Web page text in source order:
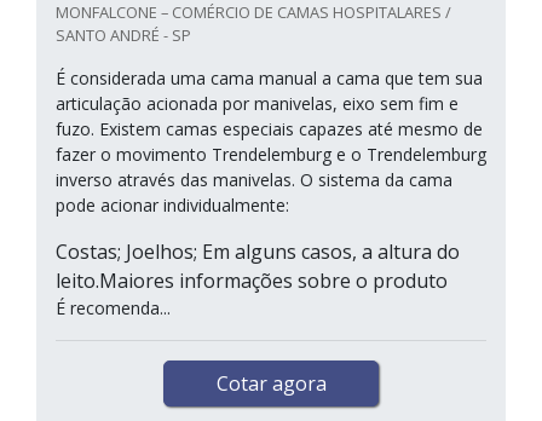
MONFALCONE – COMÉRCIO DE CAMAS HOSPITALARES /
SANTO ANDRÉ - SP
É considerada uma cama manual a cama que tem sua
articulação acionada por manivelas, eixo sem fim e
fuzo. Existem camas especiais capazes até mesmo de
fazer o movimento Trendelemburg e o Trendelemburg
inverso através das manivelas. O sistema da cama
pode acionar individualmente:
Costas; Joelhos; Em alguns casos, a altura do
leito.Maiores informações sobre o produto
É recomenda...
Cotar agora